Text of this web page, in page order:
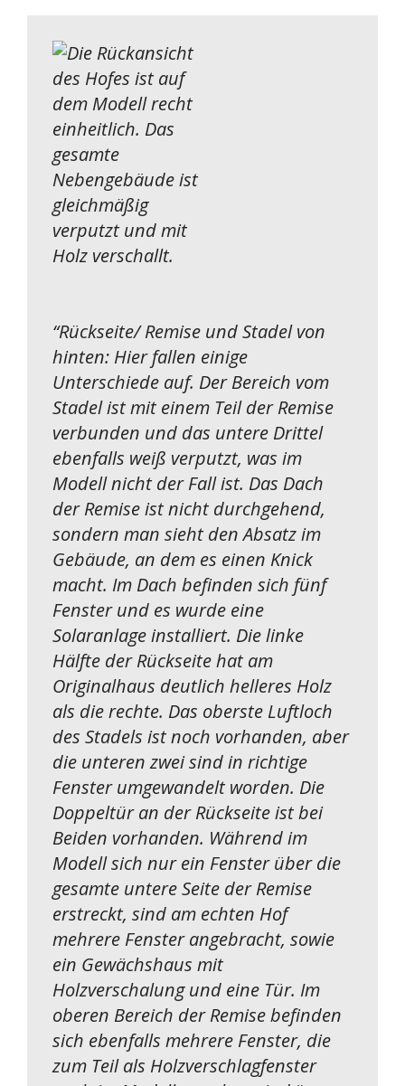
“Rückseite/ Remise und Stadel von
hinten: Hier fallen einige
Unterschiede auf. Der Bereich vom
Stadel ist mit einem Teil der Remise
verbunden und das untere Drittel
ebenfalls weiß verputzt, was im
Modell nicht der Fall ist. Das Dach
der Remise ist nicht durchgehend,
sondern man sieht den Absatz im
Gebäude, an dem es einen Knick
macht. Im Dach befinden sich fünf
Fenster und es wurde eine
Solaranlage installiert. Die linke
Hälfte der Rückseite hat am
Originalhaus deutlich helleres Holz
als die rechte. Das oberste Luftloch
des Stadels ist noch vorhanden, aber
die unteren zwei sind in richtige
Fenster umgewandelt worden. Die
Doppeltür an der Rückseite ist bei
Beiden vorhanden. Während im
Modell sich nur ein Fenster über die
gesamte untere Seite der Remise
erstreckt, sind am echten Hof
mehrere Fenster angebracht, sowie
ein Gewächshaus mit
Holzverschalung und eine Tür. Im
oberen Bereich der Remise befinden
sich ebenfalls mehrere Fenster, die
zum Teil als Holzverschlagfenster